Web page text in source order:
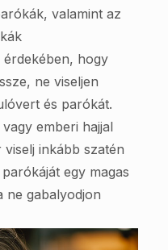
valamint az
érdekében, hogy
ne viseljen
és parókát.
emberi hajjal
inkább szatén
egy magas
ne gabalyodjon